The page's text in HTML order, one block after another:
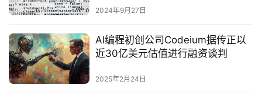
2024年9月27日
AI编程初创公司Codeium据传正以
近30亿美元估值进行融资谈判
2025年2月24日